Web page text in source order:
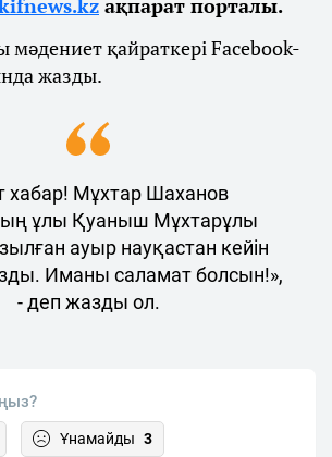
мәдениет қайраткері Facebook-
жазды.
хабар! Мұхтар Шаханов
ұлы Қуаныш Мұхтарұлы
ауыр науқастан кейін
Иманы саламат болсын!»,
- деп жазды ол.
Ұнамайды 3